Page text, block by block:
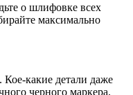
о шлифовке всех
максимально
Кое-какие детали даже
черного маркера.